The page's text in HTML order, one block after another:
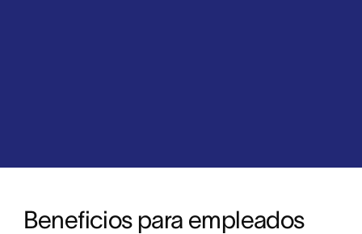
Beneficios para empleados